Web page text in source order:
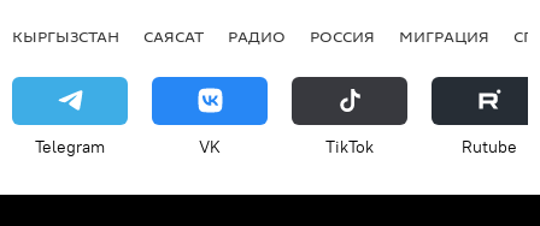
КЫРГЫЗСТАН САЯСАТ РАДИО РОССИЯ МИГРАЦИЯ
Telegram VK ТikТоk Rutube